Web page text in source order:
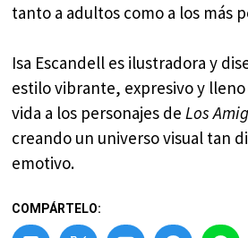
tanto a adultos como a los más
Isa Escandell es ilustradora y
estilo vibrante, expresivo y
vida a los personajes deLos
creando un universo visual tan
emotivo.
COMPÁRTELO: